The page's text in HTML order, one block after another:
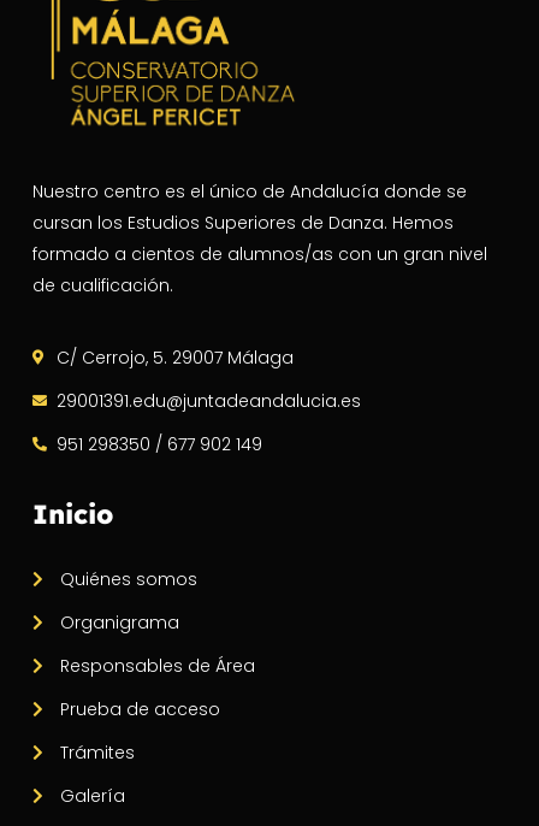
Nuestro centro es el único de Andalucía donde se
cursan los Estudios Superiores de Danza. Hemos
formado a cientos de alumnos/as con un gran nivel
de cualificación.
C/ Cerrojo, 5. 29007 Málaga
29001391.edu@juntadeandalucia.es
951 298350 / 677 902 149
Inicio
Quiénes somos
Organigrama
Responsables de Área
Prueba de acceso
Trámites
Galería